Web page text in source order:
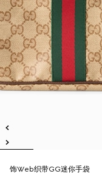
饰Web织带GG迷你手袋